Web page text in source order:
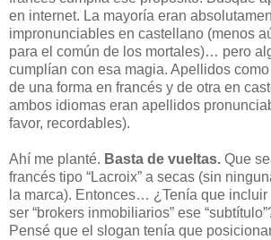
en internet. La mayoría eran
impronunciables en castellano (menos
para el común de los mortales)… pero
cumplían con esa magia. Apellidos como
de una forma en francés y de otra en
ambos idiomas eran apellidos
favor, recordables).
Ahí me planté. Basta de vueltas. Que
francés tipo “Lacroix” a secas (sin
la marca). Entonces… ¿Tenía que
ser “brokers inmobiliarios” ese
Pensé que el slogan tenía que